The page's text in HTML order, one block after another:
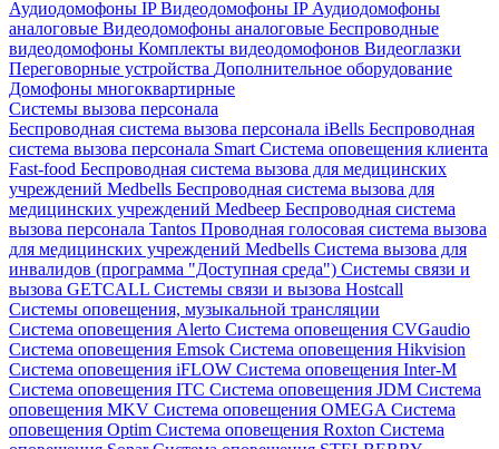
Аудиодомофоны IPВидеодомофоны IP Аудиодомофоны
аналоговые Видеодомофоны аналоговые Беспроводные
видеодомофоны Комплекты видеодомофонов Видеоглазки
Переговорные устройства Дополнительное оборудование
Домофоны многоквартирные
Системы вызова персонала
Беспроводная система вызова персонала iBells Беспроводная
система вызова персонала Smart Система оповещения клиента
Fast-food Беспроводная система вызова для медицинских
учреждений Medbells Беспроводная система вызова для
медицинских учреждений Medbeep Беспроводная система
вызова персонала Tantos Проводная голосовая система вызова
для медицинских учреждений Medbells Система вызова для
инвалидов (программа "Доступная среда") Системы связи и
вызова GETCALL Системы связи и вызова Hostcall
Системы оповещения, музыкальной трансляции
Система оповещения Alerto Система оповещения CVGaudio
Система оповещения Emsok Система оповещения Hikvision
Система оповещения iFLOW Система оповещения Inter-M
Система оповещения ITC Система оповещения JDM Система
оповещения MKV Система оповещения OMEGA Система
оповещения Optim Система оповещения Roxton Система